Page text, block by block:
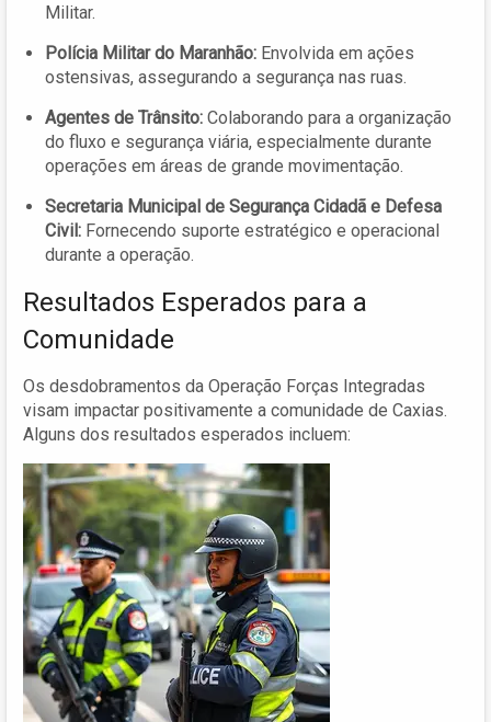
Militar.
Polícia Militar do Maranhão: Envolvida em ações
ostensivas, assegurando a segurança nas ruas.
Agentes de Trânsito: Colaborando para a organização
do fluxo e segurança viária, especialmente durante
operações em áreas de grande movimentação.
Secretaria Municipal de Segurança Cidadã e Defesa
Civil: Fornecendo suporte estratégico e operacional
durante a operação.
Resultados Esperados para a
Comunidade
Os desdobramentos da Operação Forças Integradas
visam impactar positivamente a comunidade de Caxias.
Alguns dos resultados esperados incluem: